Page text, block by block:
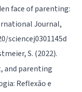
face of parenting:
Journal,
sciencej0301145d
S. (2022).
and parenting
Reflexão e